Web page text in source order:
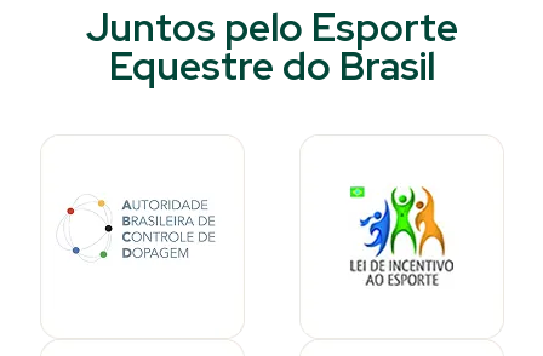
Juntos pelo Esporte
Equestre do Brasil​